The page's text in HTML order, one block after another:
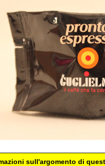
sull'argomento di